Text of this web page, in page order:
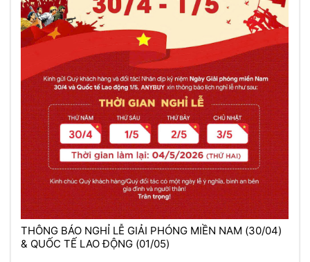
THÔNG BÁO NGHỈ LỄ GIẢI PHÓNG MIỀN NAM (30/04)
& QUỐC TẾ LAO ĐỘNG (01/05)